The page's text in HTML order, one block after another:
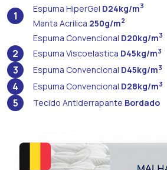
1
Espuma HiperGel D24kg/m3
Manta Acrilica 250g/m2
Espuma Convencional D20kg/m3
2 Espuma Viscoelastica D45kg/m3
3 Espuma Convencional D45kg/m3
4 Espuma Convencional D28kg/m3
5 Tecido Antiderrapante Bordado